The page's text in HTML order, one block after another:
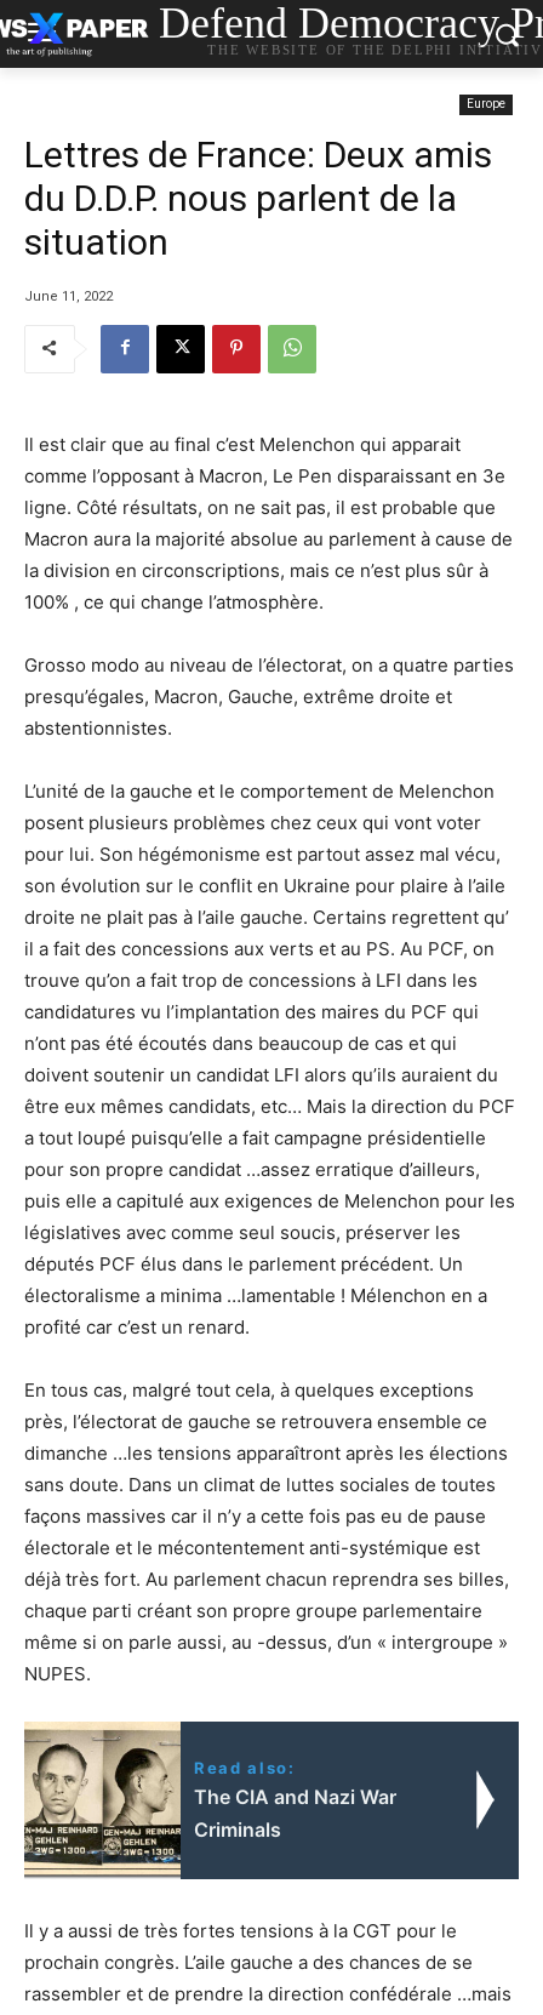
Defend Democracy
THE WEBSITE OF THE DELPHI
Europe
Lettres de France: Deux amis
du D.D.P. nous parlent de la
situation
June 11, 2022
Il est clair que au final c’est Melenchon qui apparait
comme l’opposant à Macron, Le Pen disparaissant en 3e
ligne. Côté résultats, on ne sait pas, il est probable que
Macron aura la majorité absolue au parlement à cause de
la division en circonscriptions, mais ce n’est plus sûr à
100% , ce qui change l’atmosphère.
Grosso modo au niveau de l’électorat, on a quatre parties
presqu’égales, Macron, Gauche, extrême droite et
abstentionnistes.
L’unité de la gauche et le comportement de Melenchon
posent plusieurs problèmes chez ceux qui vont voter
pour lui. Son hégémonisme est partout assez mal vécu,
son évolution sur le conflit en Ukraine pour plaire à l’aile
droite ne plait pas à l’aile gauche. Certains regrettent qu’
il a fait des concessions aux verts et au PS. Au PCF, on
trouve qu’on a fait trop de concessions à LFI dans les
candidatures vu l’implantation des maires du PCF qui
n’ont pas été écoutés dans beaucoup de cas et qui
doivent soutenir un candidat LFI alors qu’ils auraient du
être eux mêmes candidats, etc… Mais la direction du PCF
a tout loupé puisqu’elle a fait campagne présidentielle
pour son propre candidat …assez erratique d’ailleurs,
puis elle a capitulé aux exigences de Melenchon pour les
législatives avec comme seul soucis, préserver les
députés PCF élus dans le parlement précédent. Un
électoralisme a minima …lamentable ! Mélenchon en a
profité car c’est un renard.
En tous cas, malgré tout cela, à quelques exceptions
près, l’électorat de gauche se retrouvera ensemble ce
dimanche …les tensions apparaîtront après les élections
sans doute. Dans un climat de luttes sociales de toutes
façons massives car il n’y a cette fois pas eu de pause
électorale et le mécontentement anti-systémique est
déjà très fort. Au parlement chacun reprendra ses billes,
chaque parti créant son propre groupe parlementaire
même si on parle aussi, au -dessus, d’un « intergroupe »
NUPES.
Read also:
The CIA and Nazi War
Criminals
Il y a aussi de très fortes tensions à la CGT pour le
prochain congrès. L’aile gauche a des chances de se
rassembler et de prendre la direction confédérale …mais